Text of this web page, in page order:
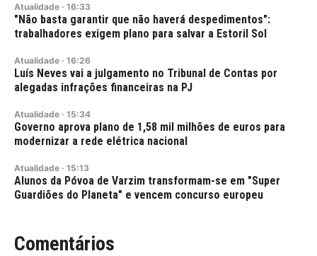
Atualidade · 16:33
"Não basta garantir que não haverá despedimentos":
trabalhadores exigem plano para salvar a Estoril Sol
Atualidade · 16:26
Luís Neves vai a julgamento no Tribunal de Contas por
alegadas infrações financeiras na PJ
Atualidade · 15:34
Governo aprova plano de 1,58 mil milhões de euros para
modernizar a rede elétrica nacional
Atualidade · 15:13
Alunos da Póvoa de Varzim transformam-se em "Super
Guardiões do Planeta" e vencem concurso europeu
Comentários